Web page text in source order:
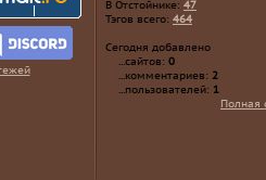
В Отстойнике: 47
Тэгов всего: 464
Сегодня добавлено
...сайтов: 0
...комментариев: 2
...пользователей: 1
Полная